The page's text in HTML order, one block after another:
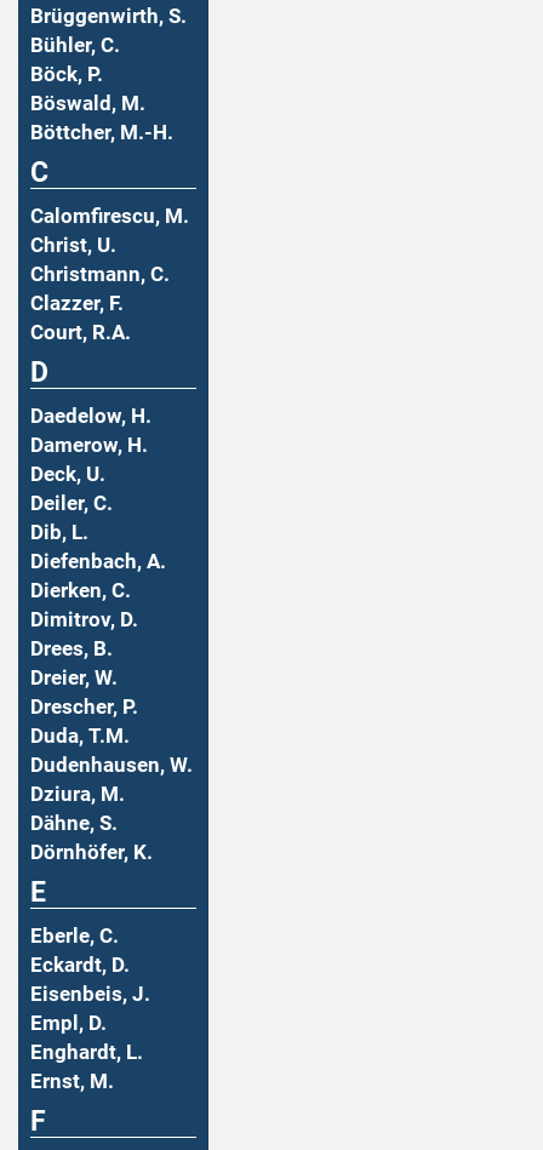
Brüggenwirth, S.
Bühler, C.
Böck, P.
Böswald, M.
Böttcher, M.-H.
C
Calomfirescu, M.
Christ, U.
Christmann, C.
Clazzer, F.
Court, R.A.
D
Daedelow, H.
Damerow, H.
Deck, U.
Deiler, C.
Dib, L.
Diefenbach, A.
Dierken, C.
Dimitrov, D.
Drees, B.
Dreier, W.
Drescher, P.
Duda, T.M.
Dudenhausen, W.
Dziura, M.
Dähne, S.
Dörnhöfer, K.
E
Eberle, C.
Eckardt, D.
Eisenbeis, J.
Empl, D.
Enghardt, L.
Ernst, M.
F